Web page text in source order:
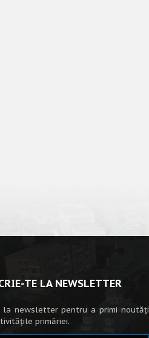
TE LA NEWSLETTER
la newsletter pentru a primi noutăți
primăriei.